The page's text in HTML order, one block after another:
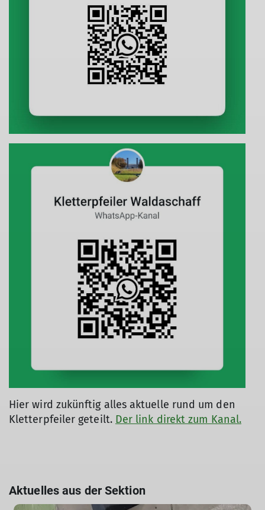
Hier wird zukünftig alles aktuelle rund um den
Kletterpfeiler geteilt. Der link direkt zum Kanal.
Aktuelles aus der Sektion